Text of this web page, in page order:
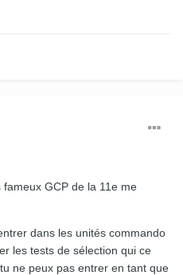
GCP de la 11e me
dans les unités commando
les tests de sélection qui ce
ne peux pas entrer en tant que